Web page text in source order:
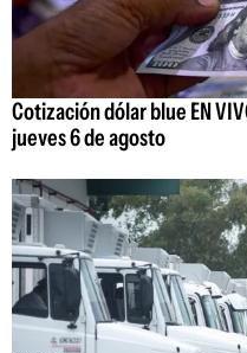
Cotización dólar blue EN
jueves 6 de agosto